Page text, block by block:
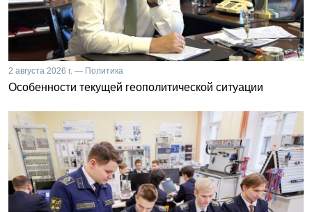
2 августа 2026 г. — Политика
Особенности текущей геополитической ситуации